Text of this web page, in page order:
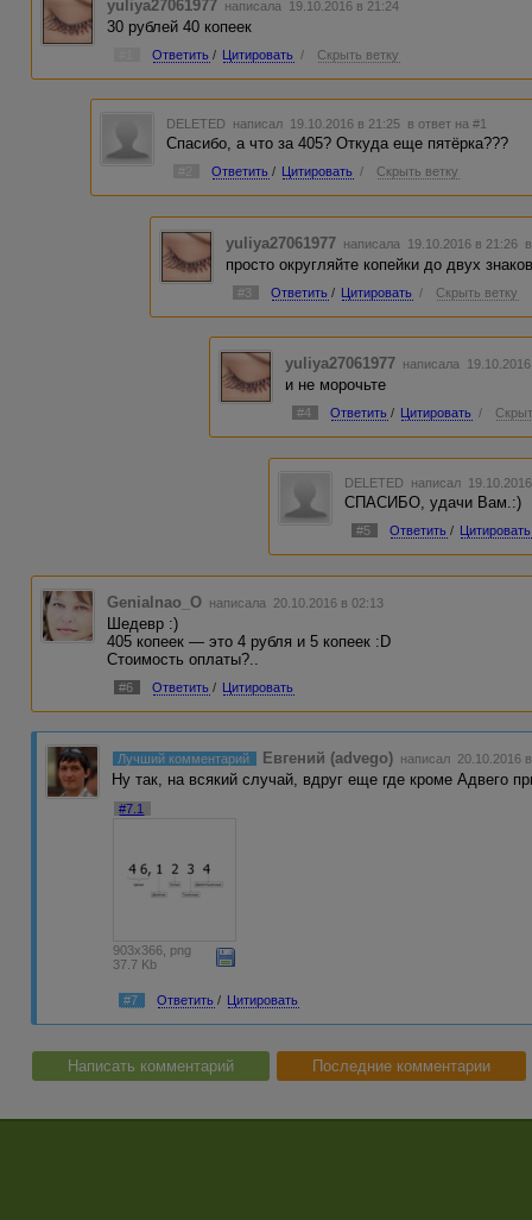
yuliya27061977 написала 19.10.2016 в 21:24
30 рублей 40 копеек
Ответить / Цитировать / Скрыть ветку
DELETED написал 19.10.2016 в 21:25 в ответ на #1
Спасибо, а что за 405? Откуда еще пятёрка???
Ответить / Цитировать / Скрыть ветку
yuliya27061977 написала 19.10.2016 в 21:26
просто округляйте копейки до двух
#3 Ответить / Цитировать / Скрыть ветку
yuliya27061977 написала
и не морочьте
#4 Ответить / Цитировать /
DELETED написал
СПАСИБО, удачи Вам.:)
#5 Ответить / Цитировать
Genialnao_O написала 20.10.2016 в 02:13
Шедевр :)
405 копеек — это 4 рубля и 5 копеек :D
Стоимость оплаты?..
#6 Ответить / Цитировать
Лучший комментарий Евгений (advego) написал 20.10.2016
Ну так, на всякий случай, вдруг еще где кроме Адвего
#7.1
903x366, png
37.7 Kb
#7 Ответить / Цитировать
Написать комментарий Последние комментарии